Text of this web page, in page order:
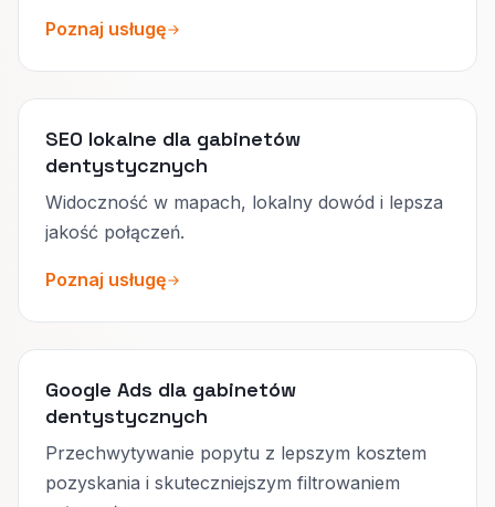
Poznaj usługę
SEO lokalne dla gabinetów
dentystycznych
Widoczność w mapach, lokalny dowód i lepsza
jakość połączeń.
Poznaj usługę
Google Ads dla gabinetów
dentystycznych
Przechwytywanie popytu z lepszym kosztem
pozyskania i skuteczniejszym filtrowaniem